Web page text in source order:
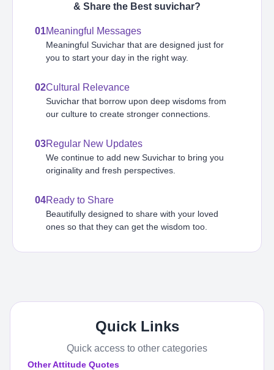
& Share the Best suvichar?
01Meaningful Messages
Meaningful Suvichar that are designed just for
you to start your day in the right way.
02Cultural Relevance
Suvichar that borrow upon deep wisdoms from
our culture to create stronger connections.
03Regular New Updates
We continue to add new Suvichar to bring you
originality and fresh perspectives.
04Ready to Share
Beautifully designed to share with your loved
ones so that they can get the wisdom too.
Quick Links
Quick access to other categories
Other Attitude Quotes